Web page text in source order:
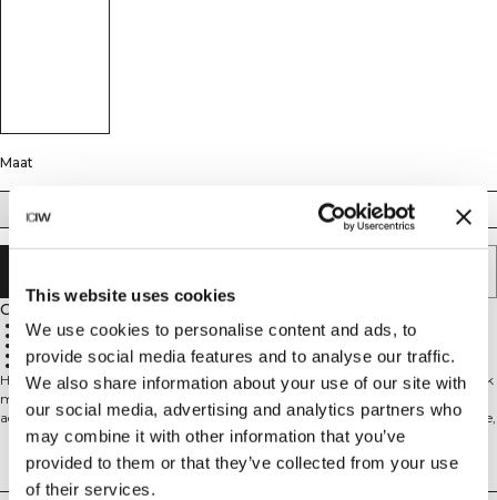
This website uses cookies
We use cookies to personalise content and ads, to
provide social media features and to analyse our traffic.
We also share information about your use of our site with
our social media, advertising and analytics partners who
may combine it with other information that you’ve
provided to them or that they’ve collected from your use
of their services.
Maat
XL XXL
Omschrijving
62% gerecycled polyamide, 38% spandex
Muscle fit met strategische lijnen accentueert je lichaamsvorm
Zachte, ademende stof voor workout comfort
Gesculpteerde look die je fysiek verbetert
Het Ignite Muscle Fit T-shirt is ontworpen voor een strakke, gesculpteerde look
met een nauwsluitende pasvorm en strategische lijnen die je lichaamsvorm
accentueren. Gemaakt van gerecycled polyamide en elastan, biedt het zachte,
ademende comfort met four-way stretch om vrij te kunnen bewegen tijdens
elke workout. 62% gerecycled polyamide, 38% elastan.
Technische aspecten